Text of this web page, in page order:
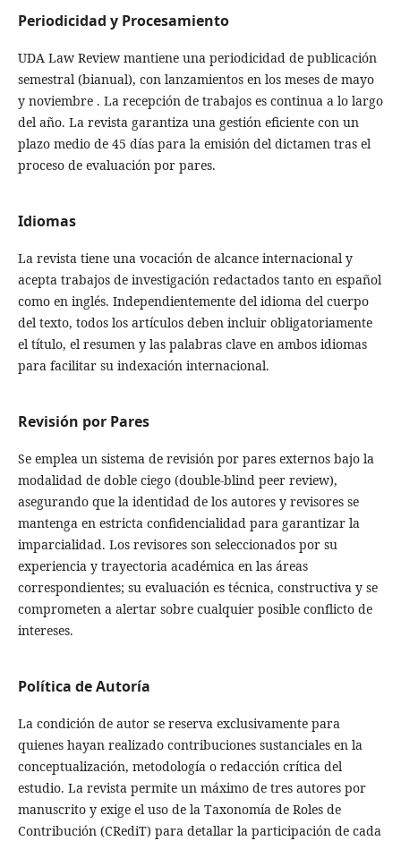
Periodicidad y Procesamiento
UDA Law Review mantiene una periodicidad de publicación
semestral (bianual), con lanzamientos en los meses de mayo
y noviembre . La recepción de trabajos es continua a lo largo
del año. La revista garantiza una gestión eficiente con un
plazo medio de 45 días para la emisión del dictamen tras el
proceso de evaluación por pares.
Idiomas
La revista tiene una vocación de alcance internacional y
acepta trabajos de investigación redactados tanto en español
como en inglés. Independientemente del idioma del cuerpo
del texto, todos los artículos deben incluir obligatoriamente
el título, el resumen y las palabras clave en ambos idiomas
para facilitar su indexación internacional.
Revisión por Pares
Se emplea un sistema de revisión por pares externos bajo la
modalidad de doble ciego (double-blind peer review),
asegurando que la identidad de los autores y revisores se
mantenga en estricta confidencialidad para garantizar la
imparcialidad. Los revisores son seleccionados por su
experiencia y trayectoria académica en las áreas
correspondientes; su evaluación es técnica, constructiva y se
comprometen a alertar sobre cualquier posible conflicto de
intereses.
Política de Autoría
La condición de autor se reserva exclusivamente para
quienes hayan realizado contribuciones sustanciales en la
conceptualización, metodología o redacción crítica del
estudio. La revista permite un máximo de tres autores por
manuscrito y exige el uso de la Taxonomía de Roles de
Contribución (CRediT) para detallar la participación de cada